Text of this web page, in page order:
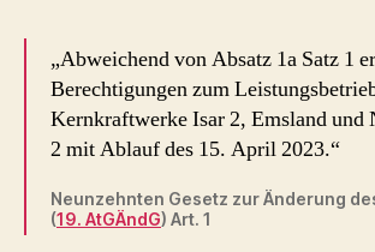
„Abweichend von Absatz 1a Satz 1
Berechtigungen zum
Kernkraftwerke Isar 2, Emsland und
2 mit Ablauf des 15. April 2023.“
Neunzehnten Gesetz zur Änderung
(19. AtGÄndG) Art. 1